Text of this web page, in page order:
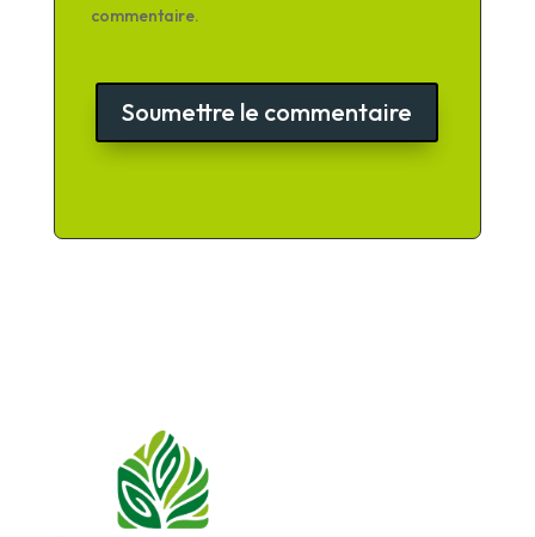
commentaire.
Soumettre le commentaire